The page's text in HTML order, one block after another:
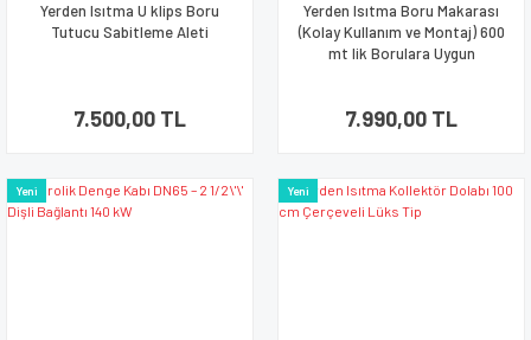
Yerden Isıtma U klips Boru
Tutucu Sabitleme Aleti
7.500,00 TL
Yerden Isıtma Boru Makarası
(Kolay Kullanım ve Montaj) 600
mt lik Borulara Uygun
7.990,00 TL
Yeni Yeni